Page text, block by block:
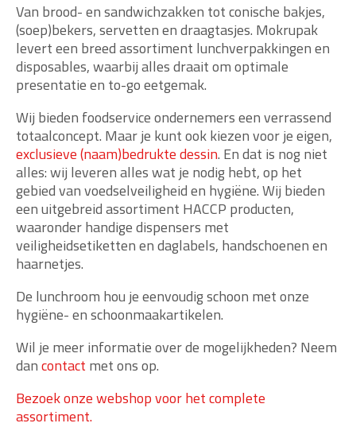
Van brood- en sandwichzakken tot conische bakjes,
(soep)bekers, servetten en draagtasjes. Mokrupak
levert een breed assortiment lunchverpakkingen en
disposables, waarbij alles draait om optimale
presentatie en to-go eetgemak.
Wij bieden foodservice ondernemers een verrassend
totaalconcept. Maar je kunt ook kiezen voor je eigen,
exclusieve (naam)bedrukte dessin. En dat is nog niet
alles: wij leveren alles wat je nodig hebt, op het
gebied van voedselveiligheid en hygiëne. Wij bieden
een uitgebreid assortiment HACCP producten,
waaronder handige dispensers met
veiligheidsetiketten en daglabels, handschoenen en
haarnetjes.
De lunchroom hou je eenvoudig schoon met onze
hygiëne- en schoonmaakartikelen.
Wil je meer informatie over de mogelijkheden? Neem
dancontact met ons op.
Bezoek onze webshop voor het complete
assortiment.